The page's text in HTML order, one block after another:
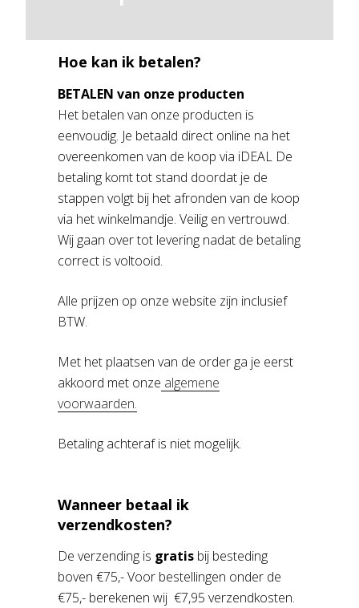
Hoe kan ik betalen?
BETALEN van onze producten
Het betalen van onze producten is
eenvoudig. Je betaald direct online na het
overeenkomen van de koop via iDEAL De
betaling komt tot stand doordat je de
stappen volgt bij het afronden van de koop
via het winkelmandje. Veilig en vertrouwd.
Wij gaan over tot levering nadat de betaling
correct is voltooid.
Alle prijzen op onze website zijn inclusief
BTW.
Met het plaatsen van de order ga je eerst
akkoord met onze algemene
voorwaarden.
Betaling achteraf is niet mogelijk.
Wanneer betaal ik
verzendkosten?
De verzending is gratis bij besteding
boven €75,- Voor bestellingen onder de
€75,- berekenen wij €7,95 verzendkosten.